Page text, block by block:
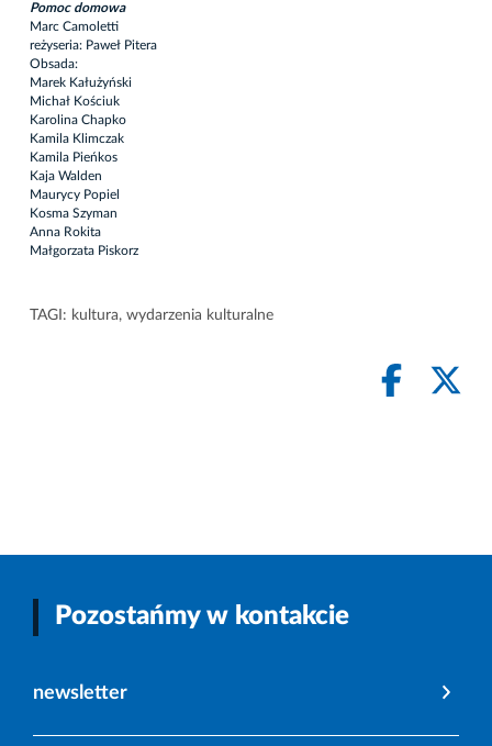
Pomoc domowa
Marc Camoletti
reżyseria: Paweł Pitera
Obsada:
Marek Kałużyński
Michał Kościuk
Karolina Chapko
Kamila Klimczak
Kamila Pieńkos
Kaja Walden
Maurycy Popiel
Kosma Szyman
Anna Rokita
Małgorzata Piskorz
TAGI: kultura, wydarzenia kulturalne
Pozostańmy w kontakcie
newsletter